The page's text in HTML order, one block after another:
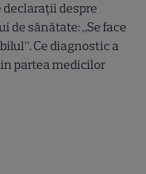
declarații despre
de sănătate: „Se face
Ce diagnostic a
partea medicilor